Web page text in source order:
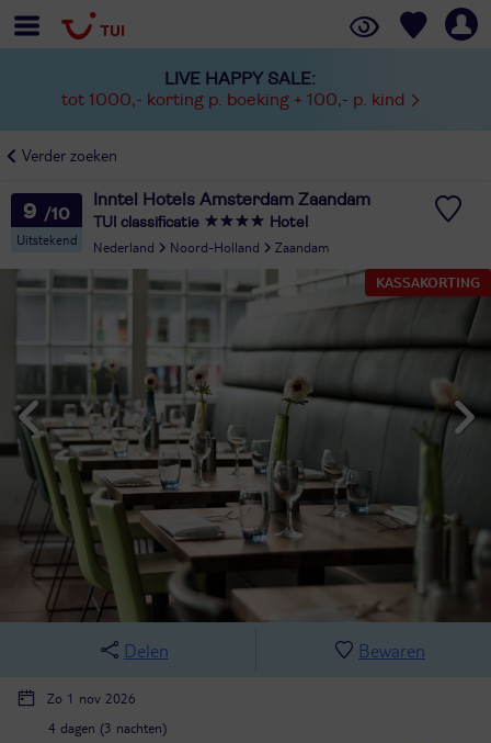
LIVE HAPPY SALE:
tot 1000,- korting p. boeking + 100,- p. kind
Verder zoeken
9
Uitstekend
Inntel Hotels Amsterdam Zaandam
TUI classificatie Hotel
Nederland Noord-Holland
Zaandam
KASSAKORTING
Delen Bewaren
Zo 1 nov 2026
4 dagen (3 nachten)